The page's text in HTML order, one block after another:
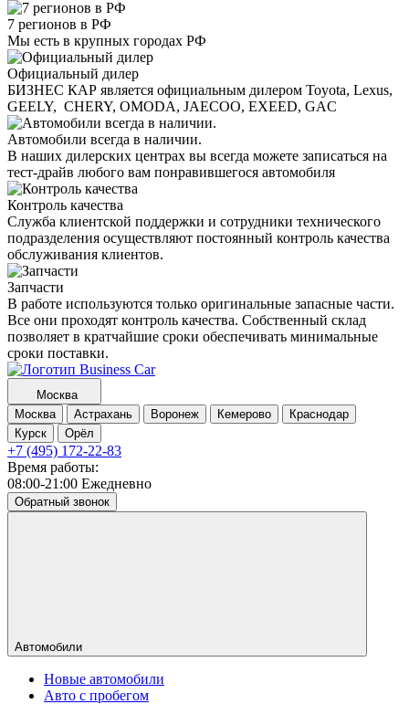
7 регионов в РФ
Мы есть в крупных городах РФ
Официальный дилер
БИЗНЕС КАР является официальным дилером Toyota, Lexus,
GEELY, CHERY, OMODA, JAECOO, EXEED, GAC
Автомобили всегда в наличии.
В наших дилерских центрах вы всегда можете записаться на
тест-драйв любого вам понравившегося автомобиля
Контроль качества
Служба клиентской поддержки и сотрудники технического
подразделения осуществляют постоянный контроль качества
обслуживания клиентов.
Запчасти
В работе используются только оригинальные запасные части.
Все они проходят контроль качества. Собственный склад
позволяет в кратчайшие сроки обеспечивать минимальные
сроки поставки.
Москва
Москва
Астрахань Воронеж Кемерово
Краснодар
Курск
Орёл
+7 (495) 172-22-83
Время работы:
08:00-21:00 Ежедневно
Обратный звонок
Автомобили
Новые автомобили
Авто с пробегом